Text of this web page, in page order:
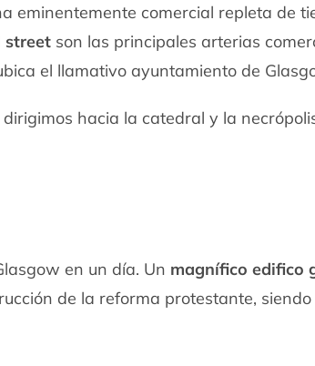
eminentemente comercial repleta de
street son las principales arterias
el llamativo ayuntamiento de
hacia la catedral y la
en un día. Un magnífico edifico
de la reforma protestante,